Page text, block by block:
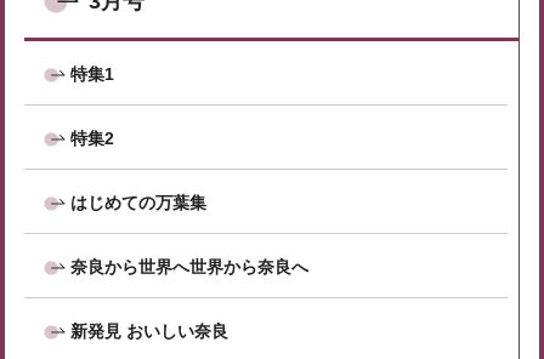
特集1
特集2
はじめての万葉集
奈良から世界へ世界から奈良へ
新発見 おいしい奈良